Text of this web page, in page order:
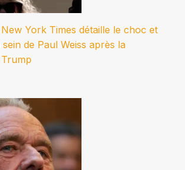
York Times détaille le choc et
de Paul Weiss après la